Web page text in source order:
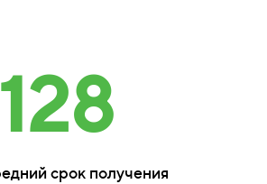
128
срок получения